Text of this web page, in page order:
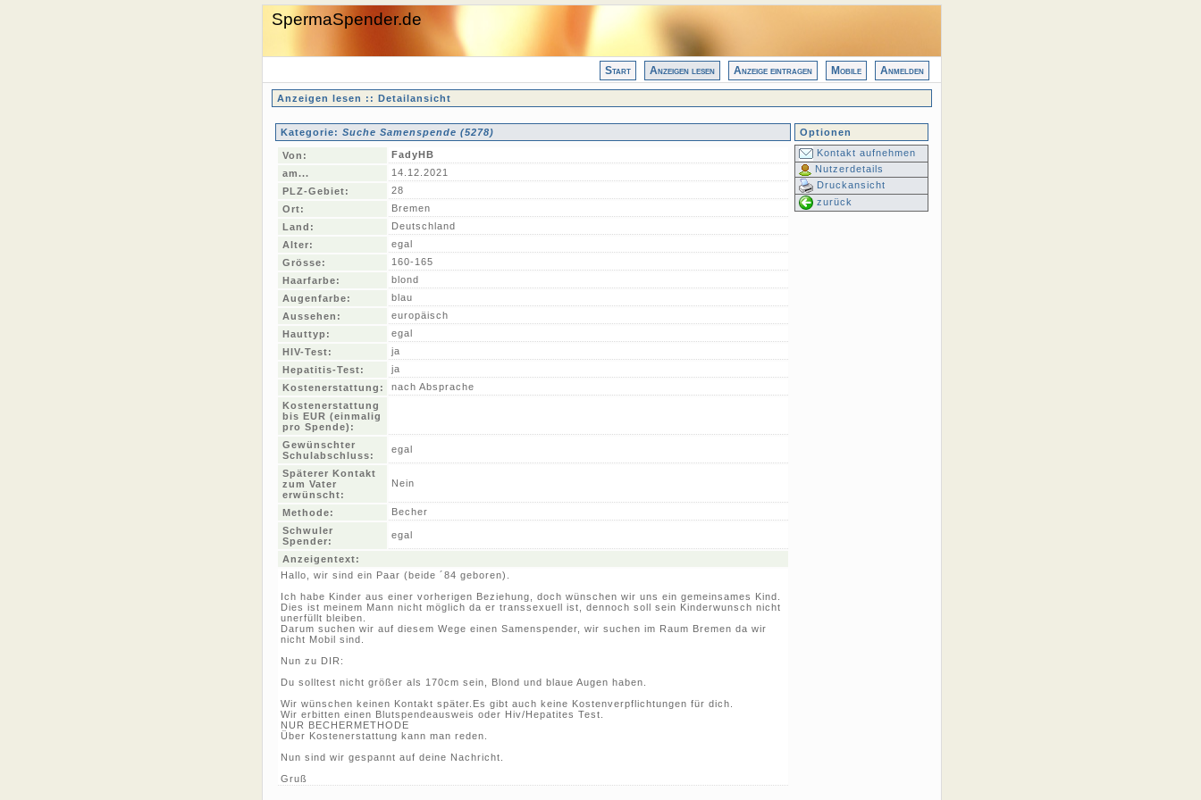
SpermaSpender.de
Start Anzeigen lesen Anzeige eintragen Mobile Anmelden
Anzeigen lesen :: Detailansicht
Kategorie: Suche Samenspende (5278) Optionen
Von:
FadyHB
am...
14.12.2021
PLZ-Gebiet:
28
Ort:
Bremen
Land:
Deutschland
Alter:
egal
Grösse:
160-165
Haarfarbe:
blond
Augenfarbe:
blau
Aussehen:
europäisch
Hauttyp:
egal
HIV-Test:
ja
Hepatitis-Test:
ja
Kostenerstattung:
nach Absprache
Kostenerstattung
bis EUR (einmalig
pro Spende):
Gewünschter
Schulabschluss:
egal
Späterer Kontakt
zum Vater
erwünscht:
Nein
Methode:
Becher
Schwuler
Spender:
egal
Anzeigentext:
Hallo, wir sind ein Paar (beide ´84 geboren).
Ich habe Kinder aus einer vorherigen Beziehung, doch wünschen wir uns ein gemeinsames Kind.
Dies ist meinem Mann nicht möglich da er transsexuell ist, dennoch soll sein Kinderwunsch nicht
unerfüllt bleiben.
Darum suchen wir auf diesem Wege einen Samenspender, wir suchen im Raum Bremen da wir
nicht Mobil sind.
Nun zu DIR:
Du solltest nicht größer als 170cm sein, Blond und blaue Augen haben.
Wir wünschen keinen Kontakt später.Es gibt auch keine Kostenverpflichtungen für dich.
Wir erbitten einen Blutspendeausweis oder Hiv/Hepatites Test.
NUR BECHERMETHODE
Über Kostenerstattung kann man reden.
Nun sind wir gespannt auf deine Nachricht.
Gruß
Kontakt aufnehmen
Nutzerdetails
Druckansicht
zurück